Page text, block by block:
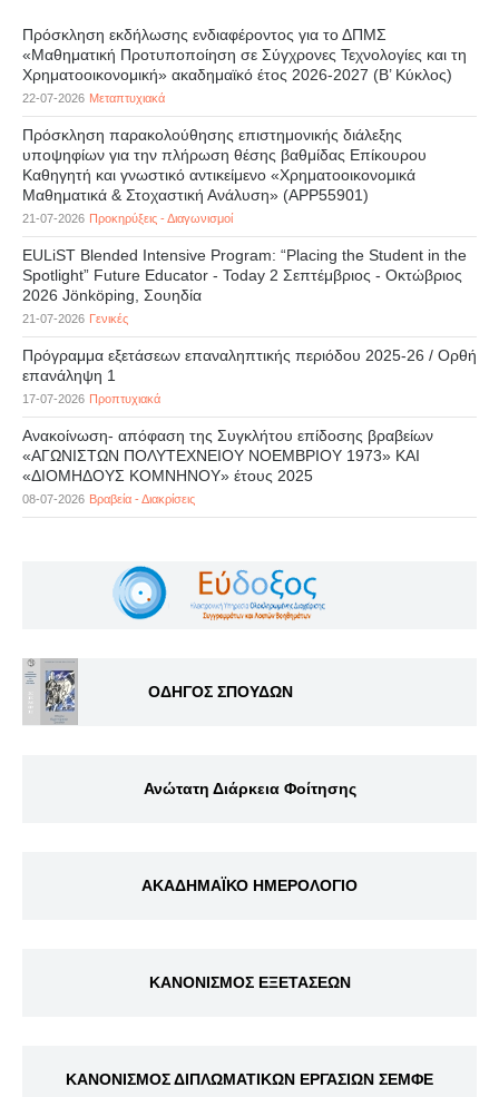
Πρόσκληση εκδήλωσης ενδιαφέροντος για το ΔΠΜΣ
«Μαθηματική Προτυποποίηση σε Σύγχρονες Τεχνολογίες και τη
Χρηματοοικονομική» ακαδημαϊκό έτος 2026-2027 (B’ Kύκλος)
22-07-2026 Μεταπτυχιακά
Πρόσκληση παρακολούθησης επιστημονικής διάλεξης
υποψηφίων για την πλήρωση θέσης βαθμίδας Επίκουρου
Καθηγητή και γνωστικό αντικείμενο «Χρηματοοικονομικά
Μαθηματικά & Στοχαστική Ανάλυση» (APP55901)
21-07-2026 Προκηρύξεις - Διαγωνισμοί
EULiST Blended Intensive Program: “Placing the Student in the
Spotlight” Future Educator - Today 2 Σεπτέμβριος - Οκτώβριος
2026 Jönköping, Σουηδία
21-07-2026 Γενικές
Πρόγραμμα εξετάσεων επαναληπτικής περιόδου 2025-26 / Ορθή
επανάληψη 1
17-07-2026 Προπτυχιακά
Ανακοίνωση- απόφαση της Συγκλήτου επίδοσης βραβείων
«ΑΓΩΝΙΣΤΩΝ ΠΟΛΥΤΕΧΝΕΙΟΥ ΝΟΕΜΒΡΙΟΥ 1973» ΚΑΙ
«ΔΙΟΜΗΔΟΥΣ ΚΟΜΝΗΝΟΥ» έτους 2025
08-07-2026 Βραβεία - Διακρίσεις
ΟΔΗΓΟΣ ΣΠΟΥΔΩΝ
Ανώτατη Διάρκεια Φοίτησης
ΑΚΑΔΗΜΑΪΚΟ ΗΜΕΡΟΛΟΓΙΟ
ΚΑΝΟΝΙΣΜΟΣ ΕΞΕΤΑΣΕΩΝ
ΚΑΝΟΝΙΣΜΟΣ ΔΙΠΛΩΜΑΤΙΚΩΝ ΕΡΓΑΣΙΩΝ ΣΕΜΦΕ